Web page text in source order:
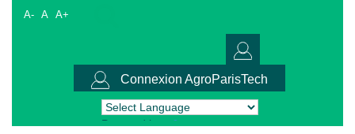
A- A A+
Connexion AgroParisTech
Powered by Translate